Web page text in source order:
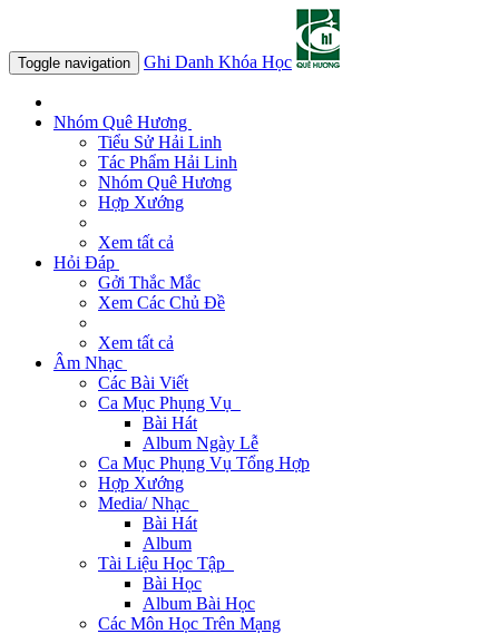
Toggle navigation Ghi Danh Khóa Học
Nhóm Quê Hương
Tiểu Sử Hải Linh
Tác Phẩm Hải Linh
Nhóm Quê Hương
Hợp Xướng
Xem tất cả
Hỏi Đáp
Gởi Thắc Mắc
Xem Các Chủ Đề
Xem tất cả
Âm Nhạc
Các Bài Viết
Ca Mục Phụng Vụ
Bài Hát
Album Ngày Lễ
Ca Mục Phụng Vụ Tổng Hợp
Hợp Xướng
Media/ Nhạc
Bài Hát
Album
Tài Liệu Học Tập
Bài Học
Album Bài Học
Các Môn Học Trên Mạng